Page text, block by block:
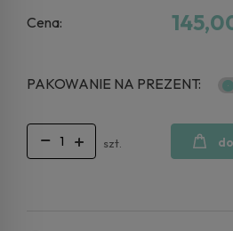
Cena:
PAKOWANIE NA PREZENT:
szt.